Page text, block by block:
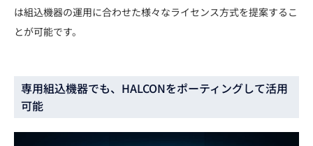
は組込機器の運用に合わせた様々なライセンス方式を提案するこ
とが可能です。
専用組込機器でも、HALCONをポーティングして活用
可能